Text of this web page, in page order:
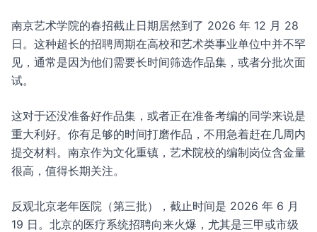
南京艺术学院的春招截止日期居然到了 2026 年 12 月 28
日。这种超长的招聘周期在高校和艺术类事业单位中并不罕
见，通常是因为他们需要长时间筛选作品集，或者分批次面
试。
这对于还没准备好作品集，或者正在准备考编的同学来说是
重大利好。你有足够的时间打磨作品，不用急着赶在几周内
提交材料。南京作为文化重镇，艺术院校的编制岗位含金量
很高，值得长期关注。
反观北京老年医院（第三批），截止时间是 2026 年 6 月
19 日。北京的医疗系统招聘向来火爆，尤其是三甲或市级